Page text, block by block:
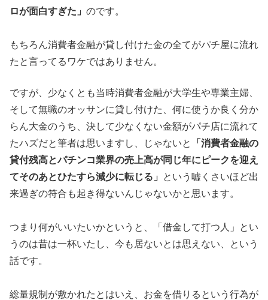
ロが面白すぎた」 のです。
もちろん消費者金融が貸し付けた金の全てがパチ屋に流れ
たと言ってるワケではありません。
ですが、少なくとも当時消費者金融が大学生や専業主婦、
そして無職のオッサンに貸し付けた、何に使うか良く分か
らん大金のうち、決して少なくない金額がパチ店に流れて
たハズだと筆者は思いますし、じゃないと
「消費者金融の
貸付残高とパチンコ業界の売上高が同じ年にピークを迎え
てそのあとひたすら減少に転じる」
という嘘くさいほど出
来過ぎの符合も起き得ないんじ ゃないかと思います。
つまり何がいいたいかというと、「借金して打つ人」とい
うのは昔は一杯いたし、今も居ないとは思えない、という
話です。
総量規制が敷かれたとはいえ、お金を借りるという行為が